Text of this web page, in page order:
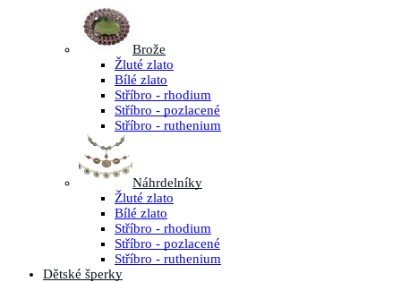
Brože
Žluté zlato
Bílé zlato
Stříbro - rhodium
Stříbro - pozlacené
Stříbro - ruthenium
Náhrdelníky
Žluté zlato
Bílé zlato
Stříbro - rhodium
Stříbro - pozlacené
Stříbro - ruthenium
Dětské šperky